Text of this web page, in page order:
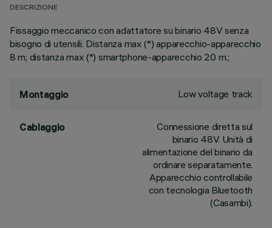
DESCRIZIONE
Fissaggio meccanico con adattatore su binario 48V senza
bisogno di utensili. Distanza max (*) apparecchio-apparecchio
8 m; distanza max (*) smartphone-apparecchio 20 m.;
Montaggio Low voltage track
Cablaggio
Connessione diretta sul
binario 48V. Unità di
alimentazione del binario da
ordinare separatamente.
Apparecchio controllabile
con tecnologia Bluetooth
(Casambi).